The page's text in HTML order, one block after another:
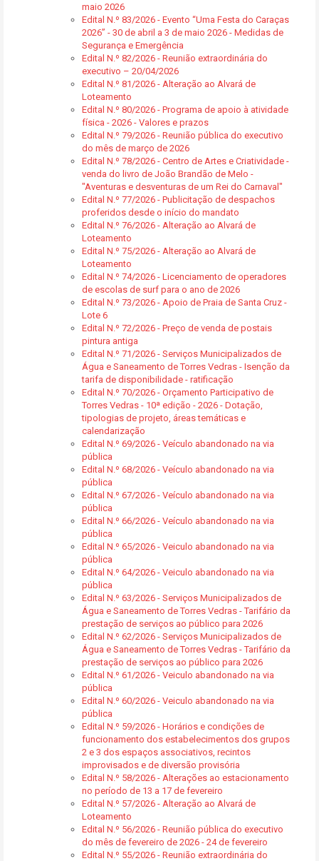
maio 2026
Edital N.º 83/2026 - Evento “Uma Festa do Caraças
2026” - 30 de abril a 3 de maio 2026 - Medidas de
Segurança e Emergência
Edital N.º 82/2026 - Reunião extraordinária do
executivo – 20/04/2026
Edital N.º 81/2026 - Alteração ao Alvará de
Loteamento
Edital N.º 80/2026 - Programa de apoio à atividade
física - 2026 - Valores e prazos
Edital N.º 79/2026 - Reunião pública do executivo
do mês de março de 2026
Edital N.º 78/2026 - Centro de Artes e Criatividade -
venda do livro de João Brandão de Melo -
"Aventuras e desventuras de um Rei do Carnaval"
Edital N.º 77/2026 - Publicitação de despachos
proferidos desde o início do mandato
Edital N.º 76/2026 - Alteração ao Alvará de
Loteamento
Edital N.º 75/2026 - Alteração ao Alvará de
Loteamento
Edital N.º 74/2026 - Licenciamento de operadores
de escolas de surf para o ano de 2026
Edital N.º 73/2026 - Apoio de Praia de Santa Cruz -
Lote 6
Edital N.º 72/2026 - Preço de venda de postais
pintura antiga
Edital N.º 71/2026 - Serviços Municipalizados de
Água e Saneamento de Torres Vedras - Isenção da
tarifa de disponibilidade - ratificação
Edital N.º 70/2026 - Orçamento Participativo de
Torres Vedras - 10ª edição - 2026 - Dotação,
tipologias de projeto, áreas temáticas e
calendarização
Edital N.º 69/2026 - Veículo abandonado na via
pública
Edital N.º 68/2026 - Veículo abandonado na via
pública
Edital N.º 67/2026 - Veículo abandonado na via
pública
Edital N.º 66/2026 - Veículo abandonado na via
pública
Edital N.º 65/2026 - Veiculo abandonado na via
pública
Edital N.º 64/2026 - Veiculo abandonado na via
pública
Edital N.º 63/2026 - Serviços Municipalizados de
Água e Saneamento de Torres Vedras - Tarifário da
prestação de serviços ao público para 2026
Edital N.º 62/2026 - Serviços Municipalizados de
Água e Saneamento de Torres Vedras - Tarifário da
prestação de serviços ao público para 2026
Edital N.º 61/2026 - Veiculo abandonado na via
pública
Edital N.º 60/2026 - Veiculo abandonado na via
pública
Edital N.º 59/2026 - Horários e condições de
funcionamento dos estabelecimentos dos grupos
2 e 3 dos espaços associativos, recintos
improvisados e de diversão provisória
Edital N.º 58/2026 - Alterações ao estacionamento
no período de 13 a 17 de fevereiro
Edital N.º 57/2026 - Alteração ao Alvará de
Loteamento
Edital N.º 56/2026 - Reunião pública do executivo
do mês de fevereiro de 2026 - 24 de fevereiro
Edital N.º 55/2026 - Reunião extraordinária do